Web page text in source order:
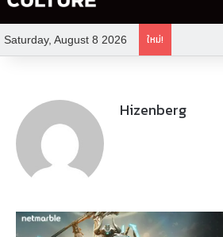
Saturday, August 8 2026 ใหม่!
Hizenberg